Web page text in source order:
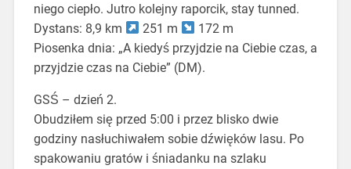
niego ciepło. Jutro kolejny raporcik, stay tunned.
Dystans: 8,9 km
251 m
172 m
Piosenka dnia: „A kiedyś przyjdzie na Ciebie czas, a
przyjdzie czas na Ciebie” (DM).
GSŚ – dzień 2.
Obudziłem się przed 5:00 i przez blisko dwie
godziny nasłuchiwałem sobie dźwięków lasu. Po
spakowaniu gratów i śniadanku na szlaku